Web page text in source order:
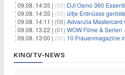
09.08. 14:35 | (00) DJI Osmo 360 Essential
09.08. 14:35 | (00) ültje Erdnüsse geröstet &
09.08. 14:11 | (06) Advanzia Mastercard Gold:
09.08. 13:22 | (01) WOW Filme & Serien + Apple TV für 9,95€/
09.08. 13:00 | (00) 10 Frauenmagazine im
KINO/TV-NEWS